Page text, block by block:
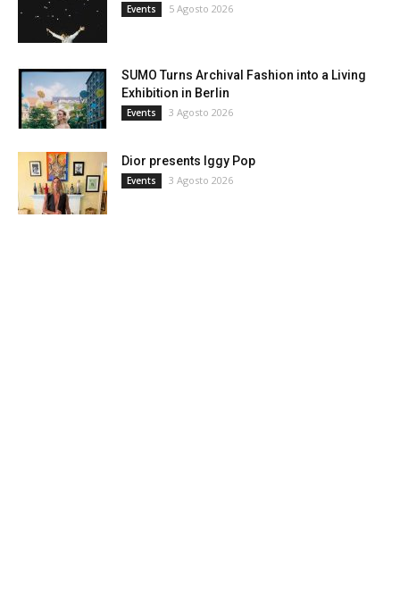
Events 5 Agosto 2026
SUMO Turns Archival Fashion into a Living
Exhibition in Berlin
Events 3 Agosto 2026
Dior presents Iggy Pop
Events 3 Agosto 2026